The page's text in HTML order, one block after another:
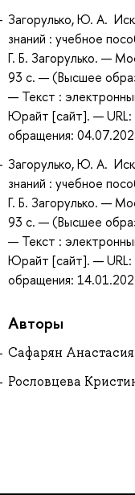
Загорулько, Ю. А.
знаний : учебное
Г. Б. Загорулько. —
93 с. — (Высшее
— Текст :
Юрайт [сайт]. —
обращения:
Загорулько, Ю. А.
знаний : учебное
Г. Б. Загорулько. —
93 с. — (Высшее
— Текст :
Юрайт [сайт]. —
обращения:
Авторы
Сафарян
Рословцева